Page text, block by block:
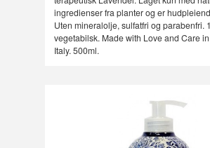
ingredienser fra planter og er
Uten mineralolje, sulfatfri og parabenfri.
vegetabilsk. Made with Love and Care
Italy. 500ml.